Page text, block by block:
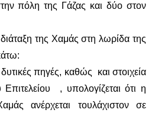
πόλη της Γάζας και δύο στον
της Χαμάς στη λωρίδα της
πηγές, καθώς και στοιχεία
Επιτελείου , υπολογίζεται ότι η
ανέρχεται τουλάχιστον σε